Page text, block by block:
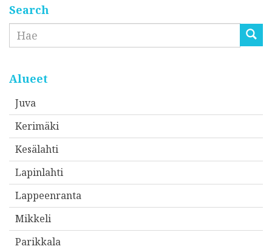
Search
Etsi
Alueet
Juva
Kerimäki
Kesälahti
Lapinlahti
Lappeenranta
Mikkeli
Parikkala